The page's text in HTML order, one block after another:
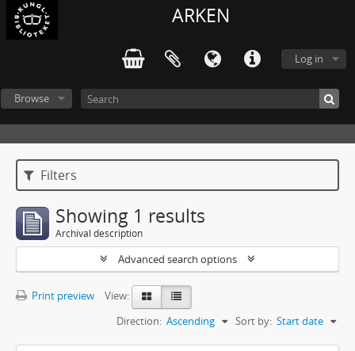
ARKEN
Log in
Browse
Filters
Showing 1 results
Archival description
Advanced search options
Print preview
View:
Sort by: Start date
Direction: Ascending